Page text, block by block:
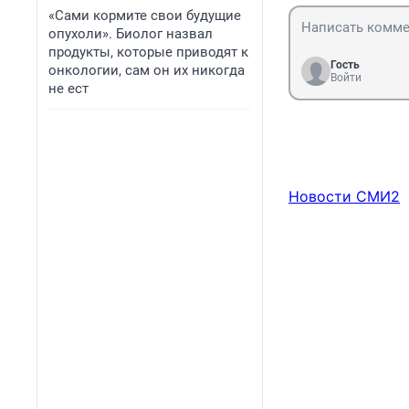
«Сами кормите свои будущие
опухоли». Биолог назвал
продукты, которые приводят к
онкологии, сам он их никогда
не ест
Гость
Войти
Новости СМИ2